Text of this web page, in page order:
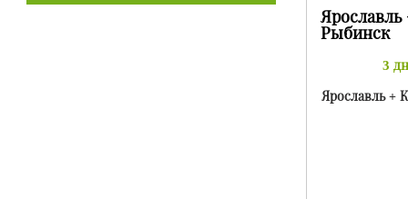
Ярославль
Рыбинск
3
Ярославль +